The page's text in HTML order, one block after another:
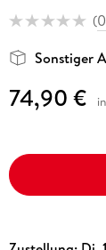
(
Sonstiger
74,90 €